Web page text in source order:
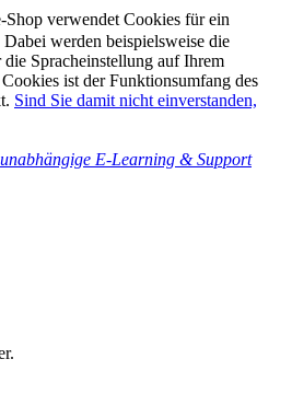
Shop verwendet Cookies für ein
werden beispielsweise die
Spracheinstellung auf Ihrem
ist der Funktionsumfang des
Sind Sie damit nicht einverstanden,
E-Learning & Support